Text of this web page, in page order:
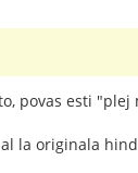
povas esti "plej
la originala